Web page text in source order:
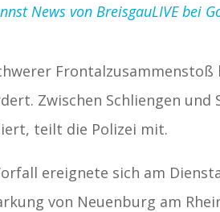
News von BreisgauLIVE bei
Zwischen Schliengen
teilt die Polizei mit.
ereignete sich am
von Neuenburg am